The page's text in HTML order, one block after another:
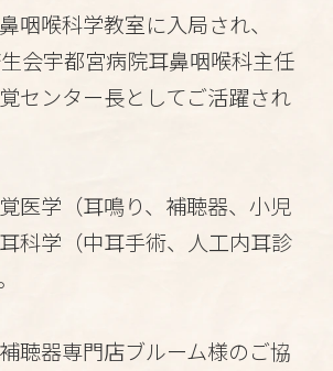
咽喉科学教室に入局され、
会宇都宮病院耳鼻咽喉科主任
センター長としてご活躍され
医学（耳鳴り、補聴器、小児
科学（中耳手術、人工内耳診
聴器専門店ブルーム様のご協